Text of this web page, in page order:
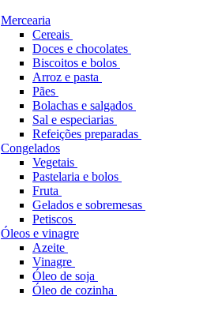
Mercearia
Cereais
Doces e chocolates
Biscoitos e bolos
Arroz e pasta
Pães
Bolachas e salgados
Sal e especiarias
Refeições preparadas
Congelados
Vegetais
Pastelaria e bolos
Fruta
Gelados e sobremesas
Petiscos
Óleos e vinagre
Azeite
Vinagre
Óleo de soja
Óleo de cozinha